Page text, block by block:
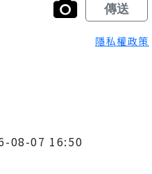
隱私權政策
08-07 16:50